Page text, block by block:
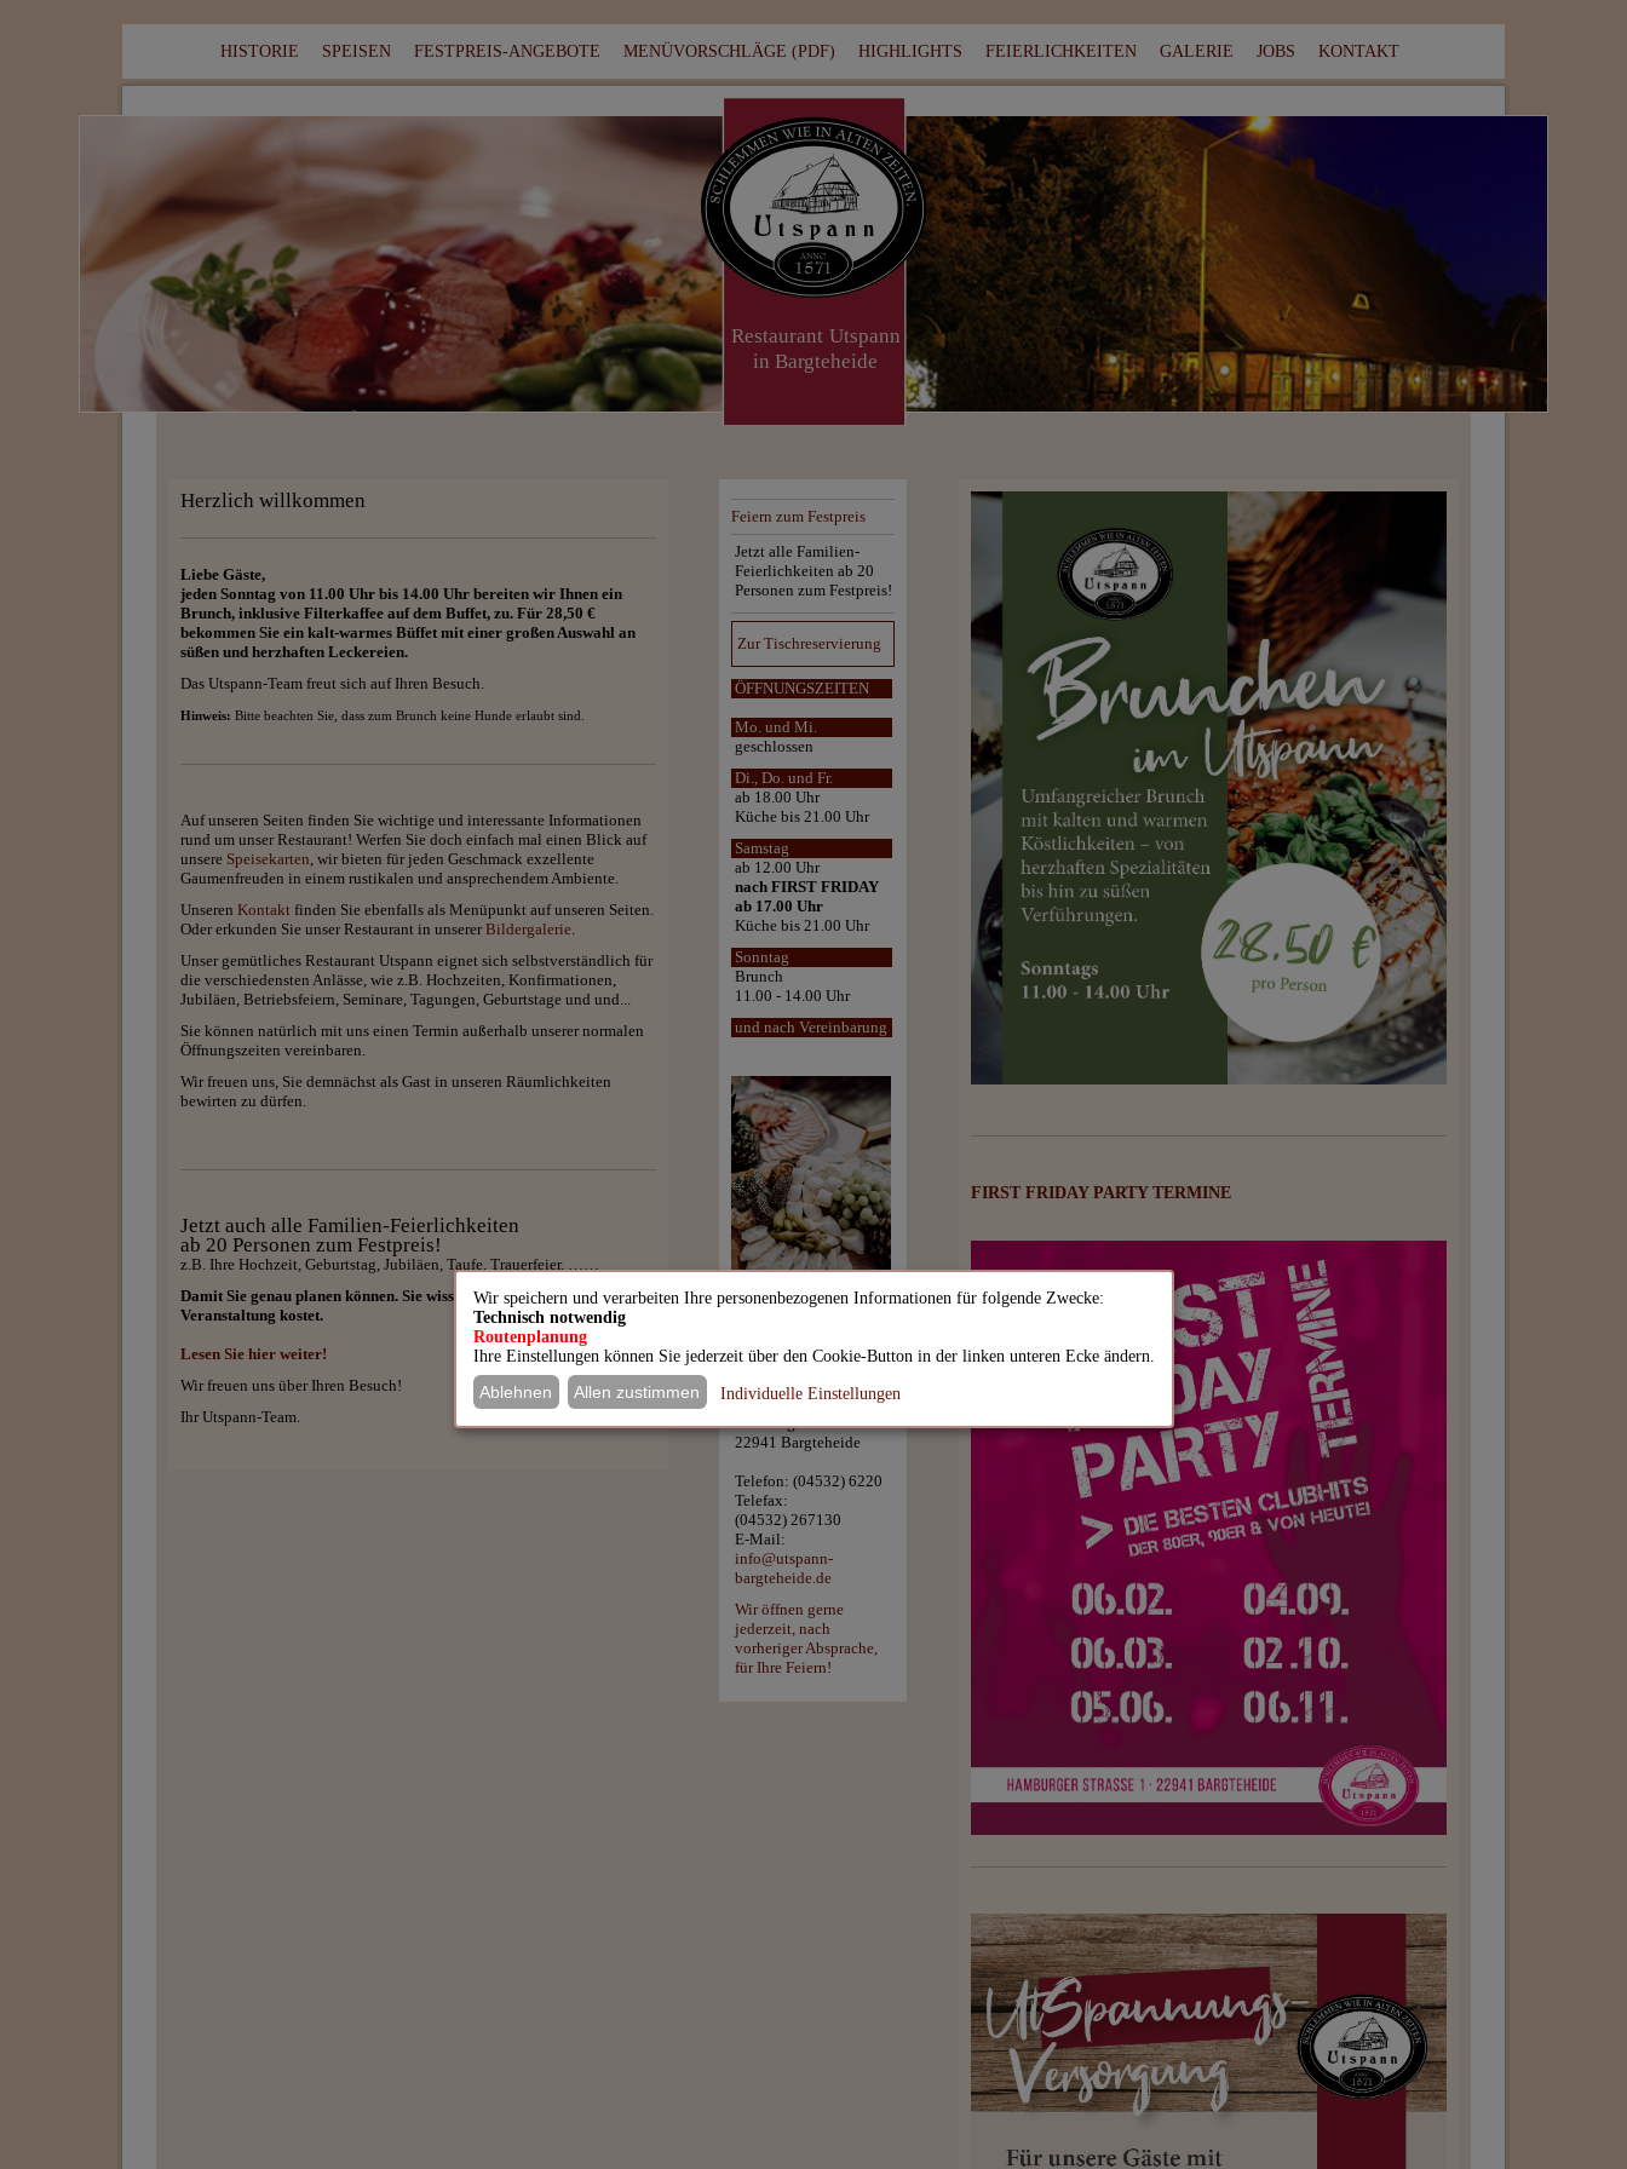
HISTORIE SPEISEN FESTPREIS-ANGEBOTE MENÜVORSCHLÄGE (PDF) HIGHLIGHTS FEIERLICHKEITEN GALERIE JOBS KONTAKT
Herzlich willkommen
Liebe Gäste,
jeden Sonntag von 11.00 Uhr bis 14.00 Uhr bereiten wir Ihnen ein
Brunch, inklusive Filterkaffee auf dem Buffet, zu. Für 28,50 €
bekommen Sie ein kalt-warmes Büffet mit einer großen Auswahl an
süßen und herzhaften Leckereien.
Das Utspann-Team freut sich auf Ihren Besuch.
Hinweis: Bitte beachten Sie, dass zum Brunch keine Hunde erlaubt sind.
Auf unseren Seiten finden Sie wichtige und interessante Informationen
rund um unser Restaurant! Werfen Sie doch einfach mal einen Blick auf
unsere Speisekarten , wir bieten für jeden Geschmack exzellente
Gaumenfreuden in einem rustikalen und ansprechendem Ambiente.
UnserenKontakt finden Sie ebenfalls als Menüpunkt auf unseren Seiten.
Oder erkunden Sie unser Restaurant in unsererBildergalerie
Unser gemütliches Restaurant Utspann eignet sich selbstverständlich für
die verschiedensten Anlässe, wie z.B. Hochzeiten, Konfirmationen,
Jubiläen, Betriebsfeiern, Seminare, Tagungen, Geburtstage und und...
Sie können natürlich mit uns einen Termin außerhalb unserer normalen
Öffnungszeiten vereinbaren.
Wir freuen uns, Sie demnächst als Gast in unseren Räumlichkeiten
bewirten zu dürfen.
Jetzt auch alle Familien-Feierlichkeiten
ab 20 Personen zum Festpreis!
z.B. Ihre Hochzeit, Geburtstag, Jubiläen, Taufe, Trauerfeier, ……
Damit Sie genau planen können. Sie wissen vorher genau was Ihre
Veranstaltung kostet.
Lesen Sie hier weiter!
Wir freuen uns über Ihren Besuch!
Ihr Utspann-Team.
Feiern zum Festpreis
Jetzt alle Familien-
Feierlichkeiten ab 20
Personen zum Festpreis!
Zur Tischreservierung
ÖFFNUNGSZEITEN
Mo. und Mi.
geschlossen
Di., Do. und Fr.
ab 18.00 Uhr
Küche bis 21.00 Uhr
Samstag
ab 12.00 Uhr
nach FIRST FRIDAY
ab 17.00 Uhr
Küche bis 21.00 Uhr
Sonntag
Brunch
11.00 - 14.00 Uhr
und nach Vereinbarung
Restaurant Utspann
Matthias Wullbrand
Hamburger Straße 1
22941 Bargteheide
Telefon:(04532) 6220
Telefax:
(04532) 267130
E-Mail:
info@utspann-
bargteheide.de
Wir öffnen gerne
jederzeit, nach
vorheriger Absprache,
für Ihre Feiern!
FIRST FRIDAY PARTY TERMINE
Wir speichern und verarbeiten Ihre personenbezogenen Informationen für folgende Zwecke:
Technisch notwendig
Routenplanung
Ihre Einstellungen können Sie jederzeit über den Cookie-Button in der linken unteren Ecke ändern.
Ablehnen Allen zustimmen Individuelle Einstellungen